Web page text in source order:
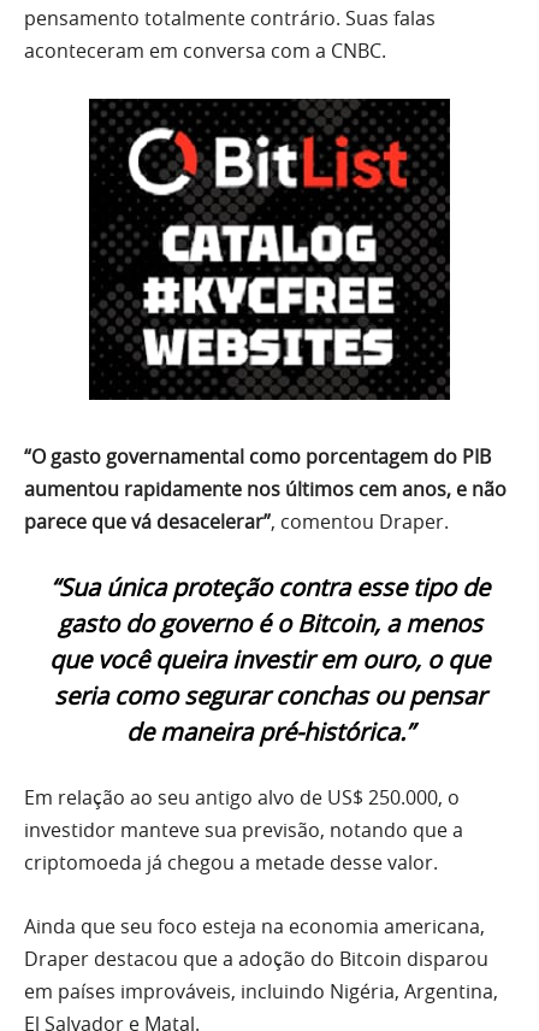
pensamento totalmente contrário. Suas falas
aconteceram em conversa com a CNBC.
“O gasto governamental como porcentagem do PIB
aumentou rapidamente nos últimos cem anos, e não
parece que vá desacelerar”, comentou Draper.
“Sua única proteção contra esse tipo de
gasto do governo é o Bitcoin, a menos
que você queira investir em ouro, o que
seria como segurar conchas ou pensar
de maneira pré-histórica.”
Em relação ao seu antigo alvo de US$ 250.000, o
investidor manteve sua previsão, notando que a
criptomoeda já chegou a metade desse valor.
Ainda que seu foco esteja na economia americana,
Draper destacou que a adoção do Bitcoin disparou
em países improváveis, incluindo Nigéria, Argentina,
El Salvador e Matal.